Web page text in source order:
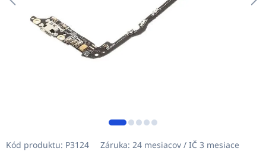
Kód produktu: P3124 Záruka: 24 mesiacov / IČ 3 mesiace